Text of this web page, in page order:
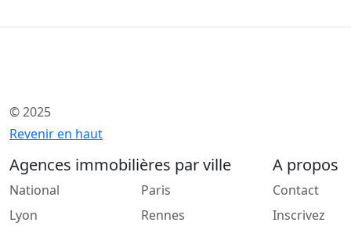
© 2025
Revenir en haut
Agences immobilières par ville
National
Lyon
Paris
Rennes
A propos
Contact
Inscrivez